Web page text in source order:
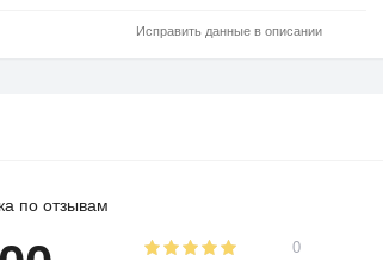
Исправить данные в описании
по отзывам
0